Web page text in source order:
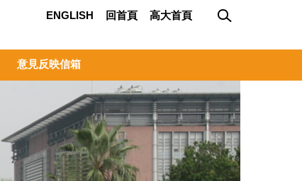
意見反映信箱
ENGLISH 回首頁 高大首頁